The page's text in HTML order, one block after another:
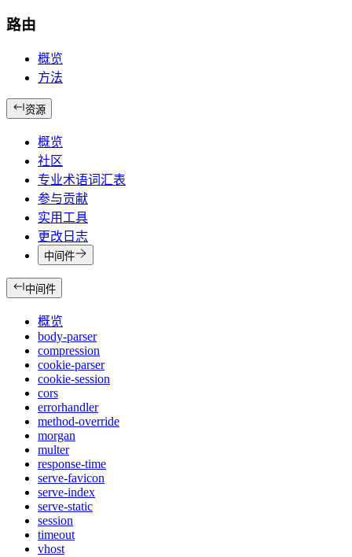
路由
概览
方法
资源
概览
社区
专业术语词汇表
参与贡献
实用工具
更改日志
中间件
中间件
概览
body-parser
compression
cookie-parser
cookie-session
cors
errorhandler
method-override
morgan
multer
response-time
serve-favicon
serve-index
serve-static
session
timeout
vhost